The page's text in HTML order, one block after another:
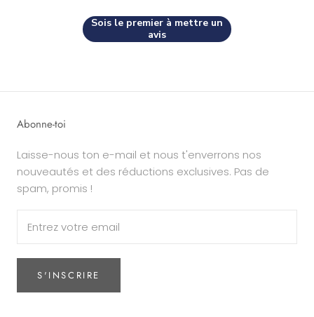
Sois le premier à mettre un
avis
Abonne-toi
Laisse-nous ton e-mail et nous t'enverrons nos
nouveautés et des réductions exclusives. Pas de
spam, promis !
S'INSCRIRE